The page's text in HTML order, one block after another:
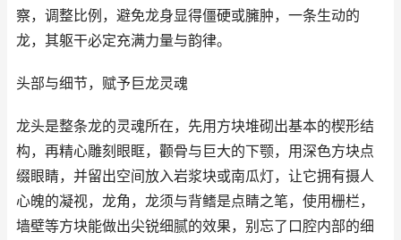
察，调整比例，避免龙身显得僵硬或臃肿，一条生动的
龙，其躯干必定充满力量与韵律。
头部与细节，赋予巨龙灵魂
龙头是整条龙的灵魂所在，先用方块堆砌出基本的楔形结
构，再精心雕刻眼眶，颧骨与巨大的下颚，用深色方块点
缀眼睛，并留出空间放入岩浆块或南瓜灯，让它拥有摄人
心魄的凝视，龙角，龙须与背鳍是点睛之笔，使用栅栏，
墙壁等方块能做出尖锐细腻的效果，别忘了口腔内部的细